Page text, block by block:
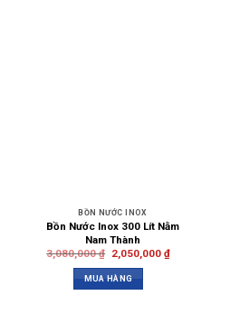
BỒN NƯỚC INOX
Bồn Nước Inox 300 Lít Nằm
Nam Thành
3,080,000₫ 2,050,000 ₫
MUA HÀNG